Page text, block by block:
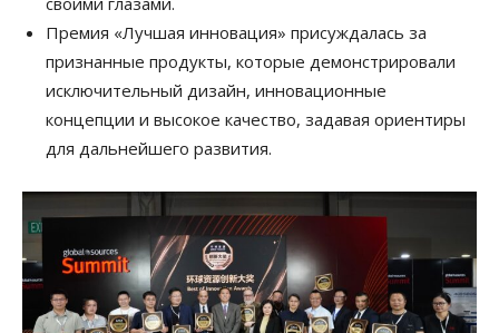
Премия «Лучшая инновация» присуждалась за
признанные продукты, которые демонстрировали
исключительный дизайн, инновационные
концепции и высокое качество, задавая ориентиры
для дальнейшего развития.